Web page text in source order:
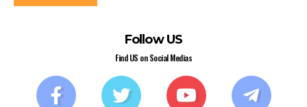
Follow US
Find US on Social Medias